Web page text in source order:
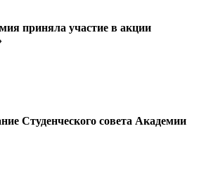
приняла участие в акции
Студенческого совета Академии